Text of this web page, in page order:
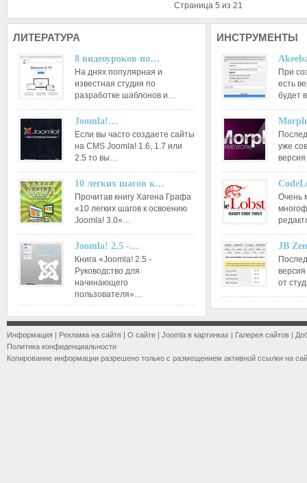
Страница 5 из 21
ЛИТЕРАТУРА
8 видеоуроков по…
На днях популярная и
известная студия по
разработке шаблонов и…
Joomla!…
Если вы часто создаете сайты
на CMS Joomla! 1.6, 1.7 или
2.5 то вы…
10 легких шагов к…
Прочитав книгу Хагена Графа
«10 легких шагов к освоению
Joomla! 3.0»…
Joomla! 2.5 -…
Книга «Joomla! 2.5 -
Руководство для
начинающего
пользователя»…
ИНСТРУМЕНТЫ
При
есть
будет
уже
Очень
JB
от
Информация | Реклама на сайте | О сайте | Joomla в картинках | Галерея сайтов |
Политика конфиденциальности
Копирование информации разрешено только с размещением активной ссылки на